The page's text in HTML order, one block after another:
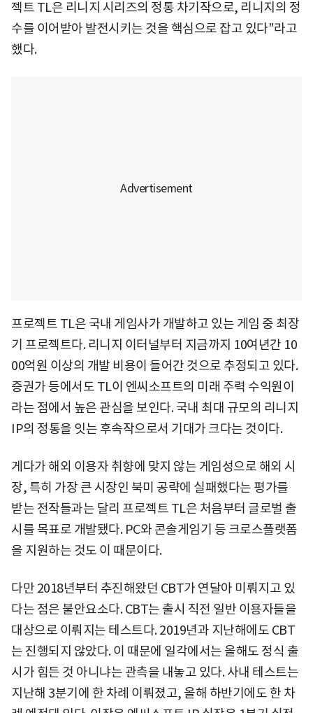
젝트 TL은 리니지 시리즈의 정통 차기작으로, 리니지의 정
수를 이어받아 발전시키는 것을 핵심으로 잡고 있다"라고
했다.
프로젝트 TL은 국내 게임사가 개발하고 있는 게임 중 최장
기 프로젝트다. 리니지 이터널부터 지금까지 10여년간 10
00억원 이상의 개발 비용이 들어간 것으로 추정되고 있다.
증권가 등에서도 TL이 엔씨소프트의 미래 주력 수익원이
라는 점에서 높은 관심을 보인다. 국내 최대 규모의 리니지
IP의 정통을 잇는 후속작으로서 기대가 크다는 것이다.
게다가 해외 이용자 취향에 맞지 않는 게임성으로 해외 시
장, 특히 가장 큰 시장인 북미 공략에 실패했다는 평가를
받는 전작들과는 달리 프로젝트 TL은 처음부터 글로벌 출
시를 목표로 개발됐다. PC와 콘솔게임기 등 크로스플랫폼
을 지원하는 것도 이 때문이다.
다만 2018년부터 추진해왔던 CBT가 연달아 미뤄지고 있
다는 점은 불안요소다. CBT는 출시 직전 일반 이용자들을
대상으로 이뤄지는 테스트다. 2019년과 지난해에도 CBT
는 진행되지 않았다. 이 때문에 일각에서는 올해도 정식 출
시가 힘든 것 아니냐는 관측을 내놓고 있다. 사내 테스트는
지난해 3분기에 한 차례 이뤄졌고, 올해 하반기에도 한 차